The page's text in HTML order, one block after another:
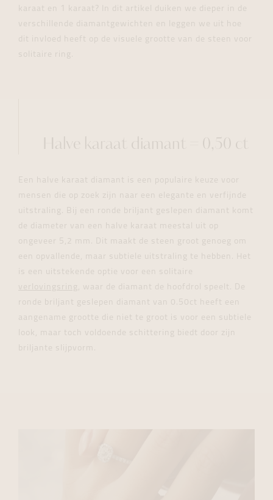
karaat en 1 karaat? In dit artikel duiken we dieper in de
verschillende diamantgewichten en leggen we uit hoe
dit invloed heeft op de visuele grootte van de steen voor
solitaire ring.
Halve karaat diamant = 0,50 ct
Een halve karaat diamant is een populaire keuze voor
mensen die op zoek zijn naar een elegante en verfijnde
uitstraling. Bij een ronde briljant geslepen diamant komt
de diameter van een halve karaat meestal uit op
ongeveer 5,2 mm. Dit maakt de steen groot genoeg om
een opvallende, maar subtiele uitstraling te hebben. Het
is een uitstekende optie voor een solitaire
verlovingsring , waar de diamant de hoofdrol speelt. De
ronde briljant geslepen diamant van 0.50ct heeft een
aangename grootte die niet te groot is voor een subtiele
look, maar toch voldoende schittering biedt door zijn
briljante slijpvorm.